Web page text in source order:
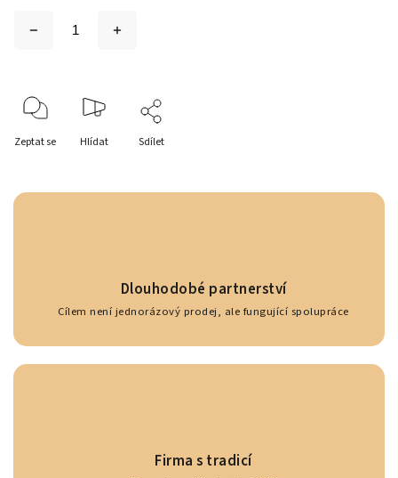
Zeptat se Hlídat Sdílet
Dlouhodobé partnerství
Cílem není jednorázový prodej, ale fungující spolupráce
Firma s tradicí